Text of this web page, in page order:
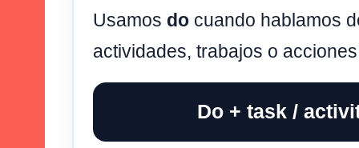
Usamos do cuando hablamos
actividades, trabajos o
Do + task /